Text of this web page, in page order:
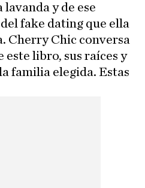
y de ese
fake dating que ella
Cherry Chic conversa
este libro, sus raíces y
familia elegida. Estas